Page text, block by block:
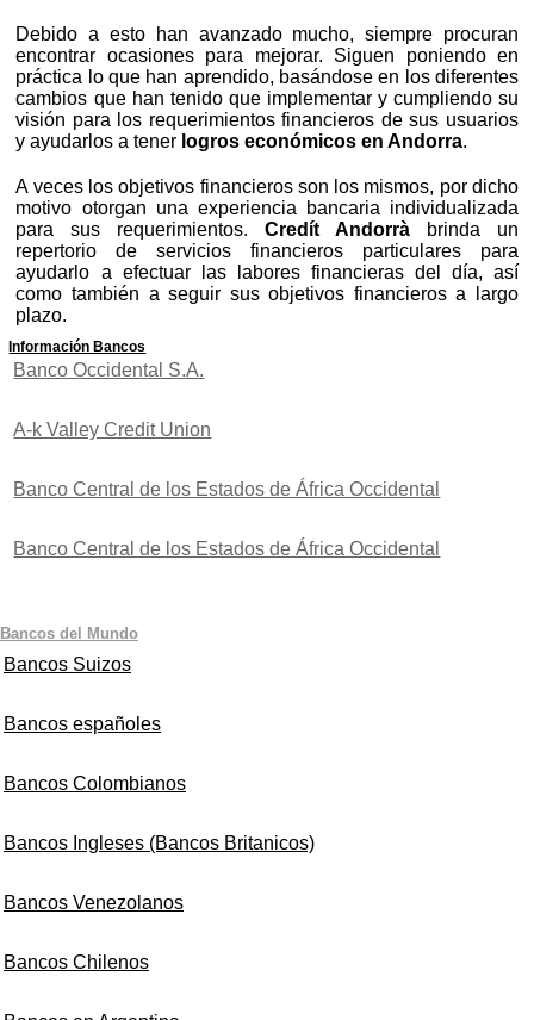
Debido a esto han avanzado mucho, siempre procuran
encontrar ocasiones para mejorar. Siguen poniendo en
práctica lo que han aprendido, basándose en los diferentes
cambios que han tenido que implementar y cumpliendo su
visión para los requerimientos financieros de sus usuarios
y ayudarlos a tener logros económicos en Andorra.
A veces los objetivos financieros son los mismos, por dicho
motivo otorgan una experiencia bancaria individualizada
para sus requerimientos.Credít Andorrà brinda un
repertorio de servicios financieros particulares para
ayudarlo a efectuar las labores financieras del día, así
como también a seguir sus objetivos financieros a largo
plazo.
Información Bancos
Banco Occidental S.A.
A-k Valley Credit Union
Banco Central de los Estados de África Occidental
Banco Central de los Estados de África Occidental
Bancos del Mundo
Bancos Suizos
Bancos españoles
Bancos Colombianos
Bancos Ingleses (Bancos Britanicos)
Bancos Venezolanos
Bancos Chilenos